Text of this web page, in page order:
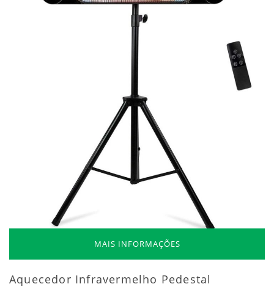
MAIS INFORMAÇÕES
Aquecedor Infravermelho Pedestal